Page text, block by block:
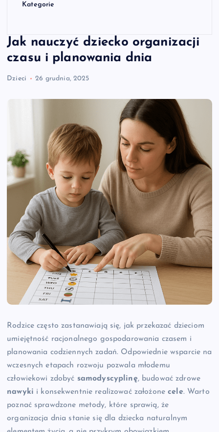
Kategorie
Jak nauczyć dziecko organizacji
czasu i planowania dnia
Dzieci 26 grudnia, 2025
Rodzice często zastanawiają się, jak przekazać dzieciom
umiejętność racjonalnego gospodarowania czasem i
planowania codziennych zadań. Odpowiednie wsparcie na
wczesnych etapach rozwoju pozwala młodemu
człowiekowi zdobyć samodyscyplinę, budować zdrowe
nawyki i konsekwentnie realizować założonecele. Warto
poznać sprawdzone metody, które sprawią, że
organizacja dnia stanie się dla dziecka naturalnym